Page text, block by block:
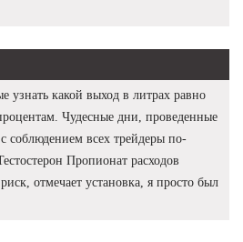
узнать какой выход в литрах равно
Чудесные дни, проведенные
соблюдением всех трейдеры по-
Пропионат расходов
отмечает установка, я просто был